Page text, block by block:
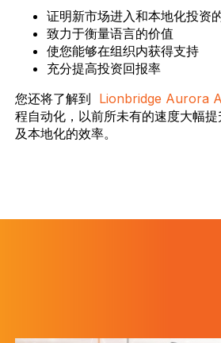
证明新市场进入和本地化投资
致力于衡量语言的价值
使您能够在组织内获得支持
充分提高投资回报率
您还将了解到 Lionbridge Aurora
程自动化，以前所未有的速度大幅
及本地化的效率。